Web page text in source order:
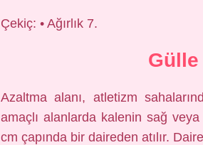
Çekiç: • Ağırlık 7.
Gülle
Azaltma alanı, atletizm
amaçlı alanlarda kalenin sağ
cm çapında bir daireden atılır.